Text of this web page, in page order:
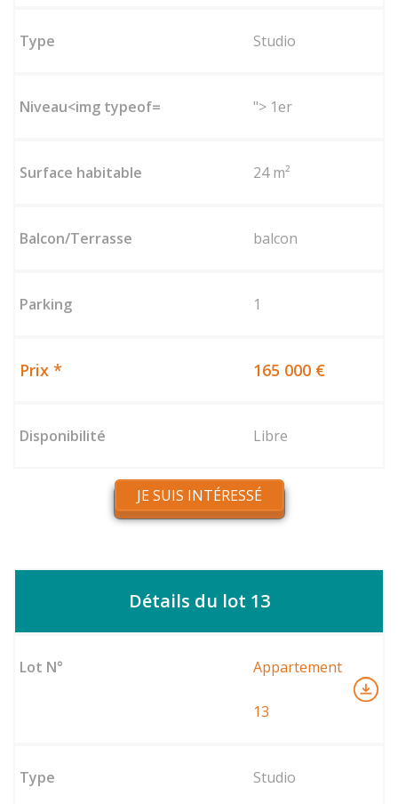
Studio
"> 1er
24 m²
balcon
1
165 000 €
Libre
JE SUIS INTÉRESSÉ
Détails du lot 13
Appartement
13
Studio